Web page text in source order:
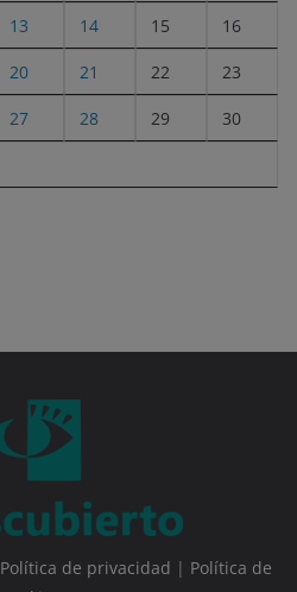
13 14 15 16
20 21 22 23
27 28 29 30
Política de privacidad | Política de